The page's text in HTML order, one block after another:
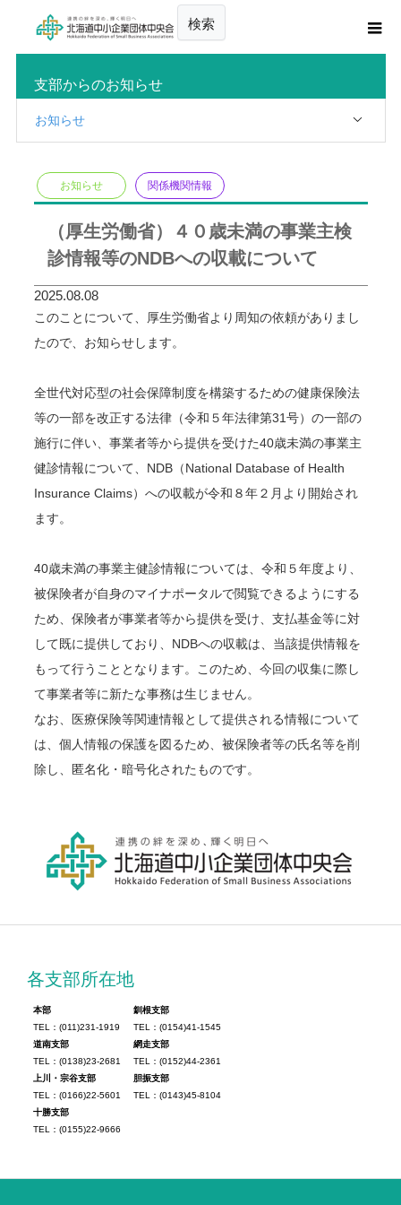
検索
支部からのお知らせ
お知らせ
お知らせ 関係機関情報
（厚生労働省）４０歳未満の事業主検
診情報等のNDBへの収載について
2025.08.08
このことについて、厚生労働省より周知の依頼がありまし
たので、お知らせします。
全世代対応型の社会保障制度を構築するための健康保険法
等の一部を改正する法律（令和５年法律第31号）の一部の
施行に伴い、事業者等から提供を受けた40歳未満の事業主
健診情報について、NDB（National Database of Health
Insurance Claims）への収載が令和８年２月より開始され
ます。
40歳未満の事業主健診情報については、令和５年度より、
被保険者が自身のマイナポータルで閲覧できるようにする
ため、保険者が事業者等から提供を受け、支払基金等に対
して既に提供しており、NDBへの収載は、当該提供情報を
もって行うこととなります。このため、今回の収集に際し
て事業者等に新たな事務は生じません。
なお、医療保険等関連情報として提供される情報について
は、個人情報の保護を図るため、被保険者等の氏名等を削
除し、匿名化・暗号化されたものです。
各支部所在地
本部
TEL：(011)231-1919
道南支部
TEL：(0138)23-2681
上川・宗谷支部
TEL：(0166)22-5601
十勝支部
TEL：(0155)22-9666
釧根支部
TEL：(0154)41-1545
網走支部
TEL：(0152)44-2361
胆振支部
TEL：(0143)45-8104